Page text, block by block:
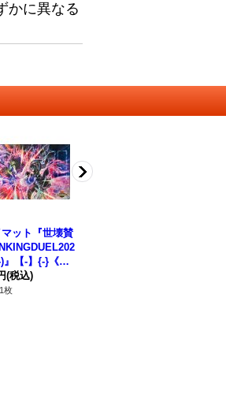
かに異なる
ット『世壊賛
』【-】{-}《プ
ト》
(税込)
枚